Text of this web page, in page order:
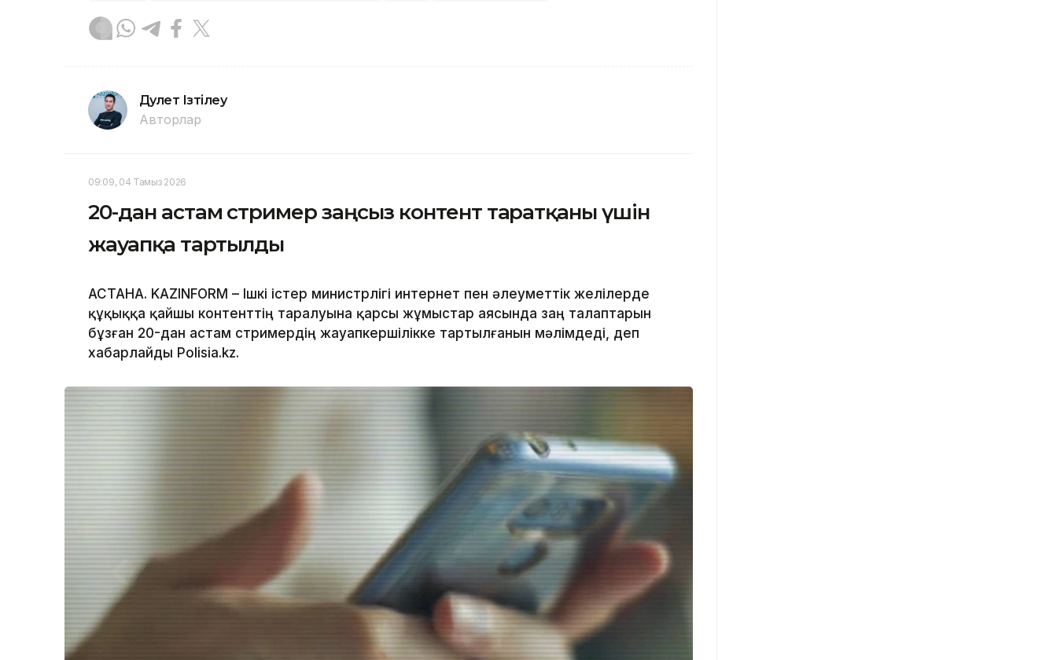
Дәулет Ізтілеу
Авторлар
09:09, 04 Тамыз 2026
20-дан астам стример заңсыз контент таратқаны үшін
жауапқа тартылды
АСТАНА. KAZINFORM – Ішкі істер министрлігі интернет пен әлеуметтік желілерде
құқыққа қайшы контенттің таралуына қарсы жұмыстар аясында заң талаптарын
бұзған 20-дан астам стримердің жауапкершілікке тартылғанын мәлімдеді, деп
хабарлайды Polisia.kz.